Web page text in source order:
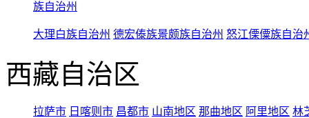
族自治州
大理白族自治州 德宏傣族景颇族自治州 怒江傈僳族自治
西藏自治区
拉萨市 日喀则市 昌都市 山南地区 那曲地区 阿里地区 林